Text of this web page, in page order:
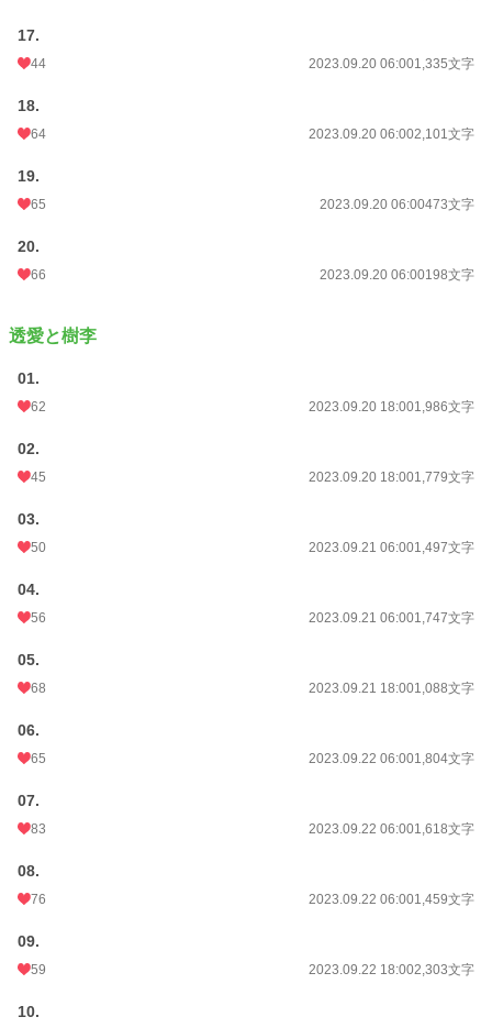
17.
44 2023.09.20 06:001,335文字
18.
64 2023.09.20 06:002,101文字
19.
65 2023.09.20 06:00473文字
20.
66 2023.09.20 06:00198文字
透愛と樹李
01.
62 2023.09.20 18:001,986文字
02.
45 2023.09.20 18:001,779文字
03.
50 2023.09.21 06:001,497文字
04.
56 2023.09.21 06:001,747文字
05.
68 2023.09.21 18:001,088文字
06.
65 2023.09.22 06:001,804文字
07.
83 2023.09.22 06:001,618文字
08.
76 2023.09.22 06:001,459文字
09.
59 2023.09.22 18:002,303文字
10.